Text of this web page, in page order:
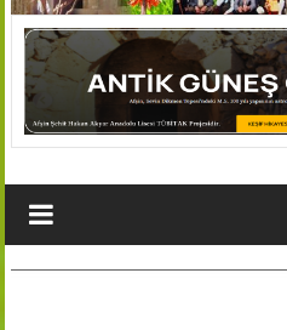
AFŞİN
YEDİSEVİN
HABER
Köyleri